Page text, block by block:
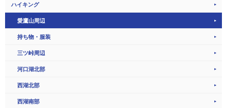
ハイキング
愛鷹山周辺
持ち物・服装
三ツ峠周辺
河口湖北部
西湖北部
西湖南部